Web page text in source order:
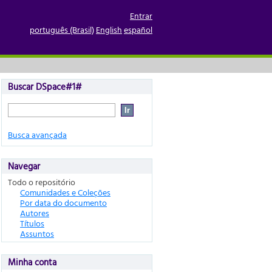
Entrar
português (Brasil)Englishespañol
Buscar DSpace#1#
Busca avançada
Navegar
Todo o repositório
Comunidades e Coleções
Por data do documento
Autores
Títulos
Assuntos
Minha conta